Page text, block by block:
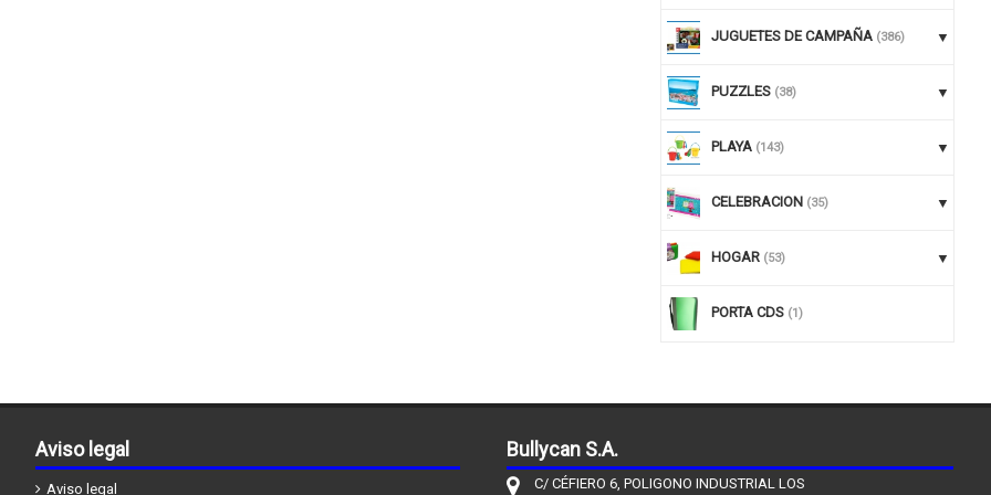
JUGUETES DE CAMPAÑA (386)
PUZZLES (38)
PLAYA (143)
CELEBRACION (35)
HOGAR (53)
PORTA CDS (1)
Aviso legal
Aviso legal
Bullycan S.A.
C/ CÉFIERO 6, POLIGONO INDUSTRIAL LOS